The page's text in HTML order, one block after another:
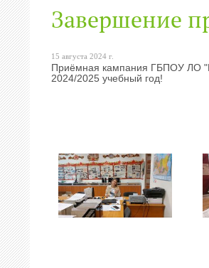
Завершение
15 августа 2024 г.
Приёмная кампания ГБПОУ ЛО
2024/2025 учебный год!